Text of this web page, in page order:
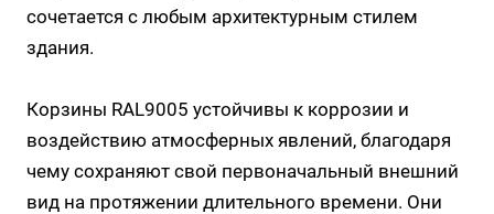
сочетается с любым архитектурным стилем
здания.
Корзины RAL9005 устойчивы к коррозии и
воздействию атмосферных явлений, благодаря
чему сохраняют свой первоначальный внешний
вид на протяжении длительного времени. Они